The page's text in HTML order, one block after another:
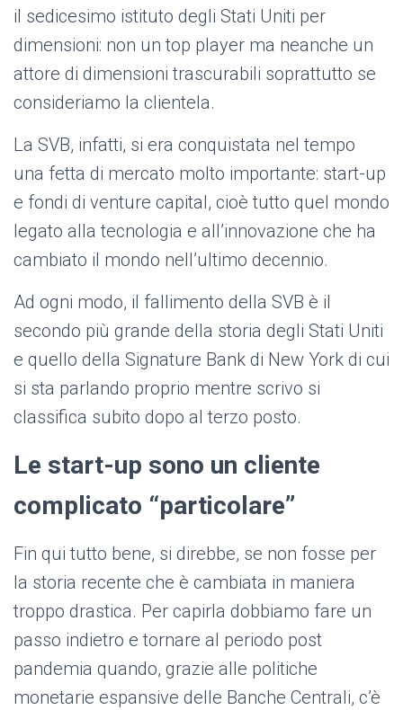
il sedicesimo istituto degli Stati Uniti per
dimensioni: non un top player ma neanche un
attore di dimensioni trascurabili soprattutto se
consideriamo la clientela.
La SVB, infatti, si era conquistata nel tempo
una fetta di mercato molto importante: start-up
e fondi di venture capital, cioè tutto quel mondo
legato alla tecnologia e all’innovazione che ha
cambiato il mondo nell’ultimo decennio.
Ad ogni modo, il fallimento della SVB è il
secondo più grande della storia degli Stati Uniti
e quello della Signature Bank di New York di cui
si sta parlando proprio mentre scrivo si
classifica subito dopo al terzo posto.
Le start-up sono un cliente
complicato “particolare”
Fin qui tutto bene, si direbbe, se non fosse per
la storia recente che è cambiata in maniera
troppo drastica. Per capirla dobbiamo fare un
passo indietro e tornare al periodo post
pandemia quando, grazie alle politiche
monetarie espansive delle Banche Centrali, c’è